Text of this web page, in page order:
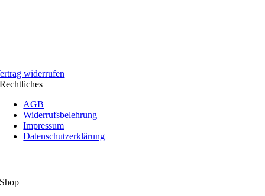
widerrufen
Rechtliches
AGB
Widerrufsbelehrung
Impressum
Datenschutzerklärung
Shop